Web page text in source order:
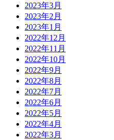
2023年3月
2023年2月
2023年1月
2022年12月
2022年11月
2022年10月
2022年9月
2022年8月
2022年7月
2022年6月
2022年5月
2022年4月
2022年3月